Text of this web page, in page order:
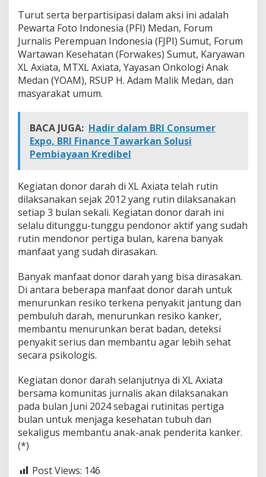
f
a
Turut serta berpartisipasi dalam aksi ini adalah
Pewarta Foto Indonesia (PFI) Medan, Forum
Jurnalis Perempuan Indonesia (FJPI) Sumut, Forum
Wartawan Kesehatan (Forwakes) Sumut, Karyawan
XL Axiata, MTXL Axiata, Yayasan Onkologi Anak
Medan (YOAM), RSUP H. Adam Malik Medan, dan
masyarakat umum.
BACA JUGA: Hadir dalam BRI Consumer
Expo, BRI Finance Tawarkan Solusi
Pembiayaan Kredibel
Kegiatan donor darah di XL Axiata telah rutin
dilaksanakan sejak 2012 yang rutin dilaksanakan
setiap 3 bulan sekali. Kegiatan donor darah ini
selalu ditunggu-tunggu pendonor aktif yang sudah
rutin mendonor pertiga bulan, karena banyak
manfaat yang sudah dirasakan.
Banyak manfaat donor darah yang bisa dirasakan.
Di antara beberapa manfaat donor darah untuk
menurunkan resiko terkena penyakit jantung dan
pembuluh darah, menurunkan resiko kanker,
membantu menurunkan berat badan, deteksi
penyakit serius dan membantu agar lebih sehat
secara psikologis.
Kegiatan donor darah selanjutnya di XL Axiata
bersama komunitas jurnalis akan dilaksanakan
pada bulan Juni 2024 sebagai rutinitas pertiga
bulan untuk menjaga kesehatan tubuh dan
sekaligus membantu anak-anak penderita kanker.
(*)
Post Views: 146